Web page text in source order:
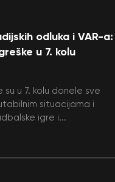
odluka i VAR-a:
u 7. kolu
su u 7. kolu donele sve
situacijama i
igre i...